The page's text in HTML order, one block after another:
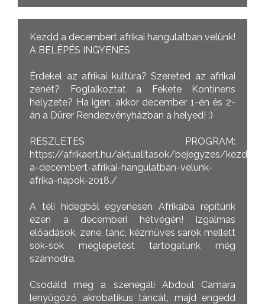
Kezdd a decembert afrikai hangulatban velünk!
A BELÉPÉS INGYENES
Érdekel az afrikai kultúra? Szereted az afrikai
zenét? Foglalkoztat a Fekete Kontinens
helyzete? Ha igen, akkor december 1-én és 2-
án a Dürer Rendezvényházban a helyed! :)
RÉSZLETES PROGRAM:
https://afrikaert.hu/aktualitasok/bejegyzes/kezdd-
a-decembert-afrikai-hangulatban-velunk-
afrika-napok-2018./
A téli hidegből egyenesen Afrikába repítünk
ezen a decemberi hétvégén! Izgalmas
előadások, zene, tánc, kézműves sarok mellett
sok-sok meglepetést tartogatunk még
számodra.
Csodáld meg a szenegáli Abdoul Camara
lenyűgöző akrobatikus táncát, majd engedd